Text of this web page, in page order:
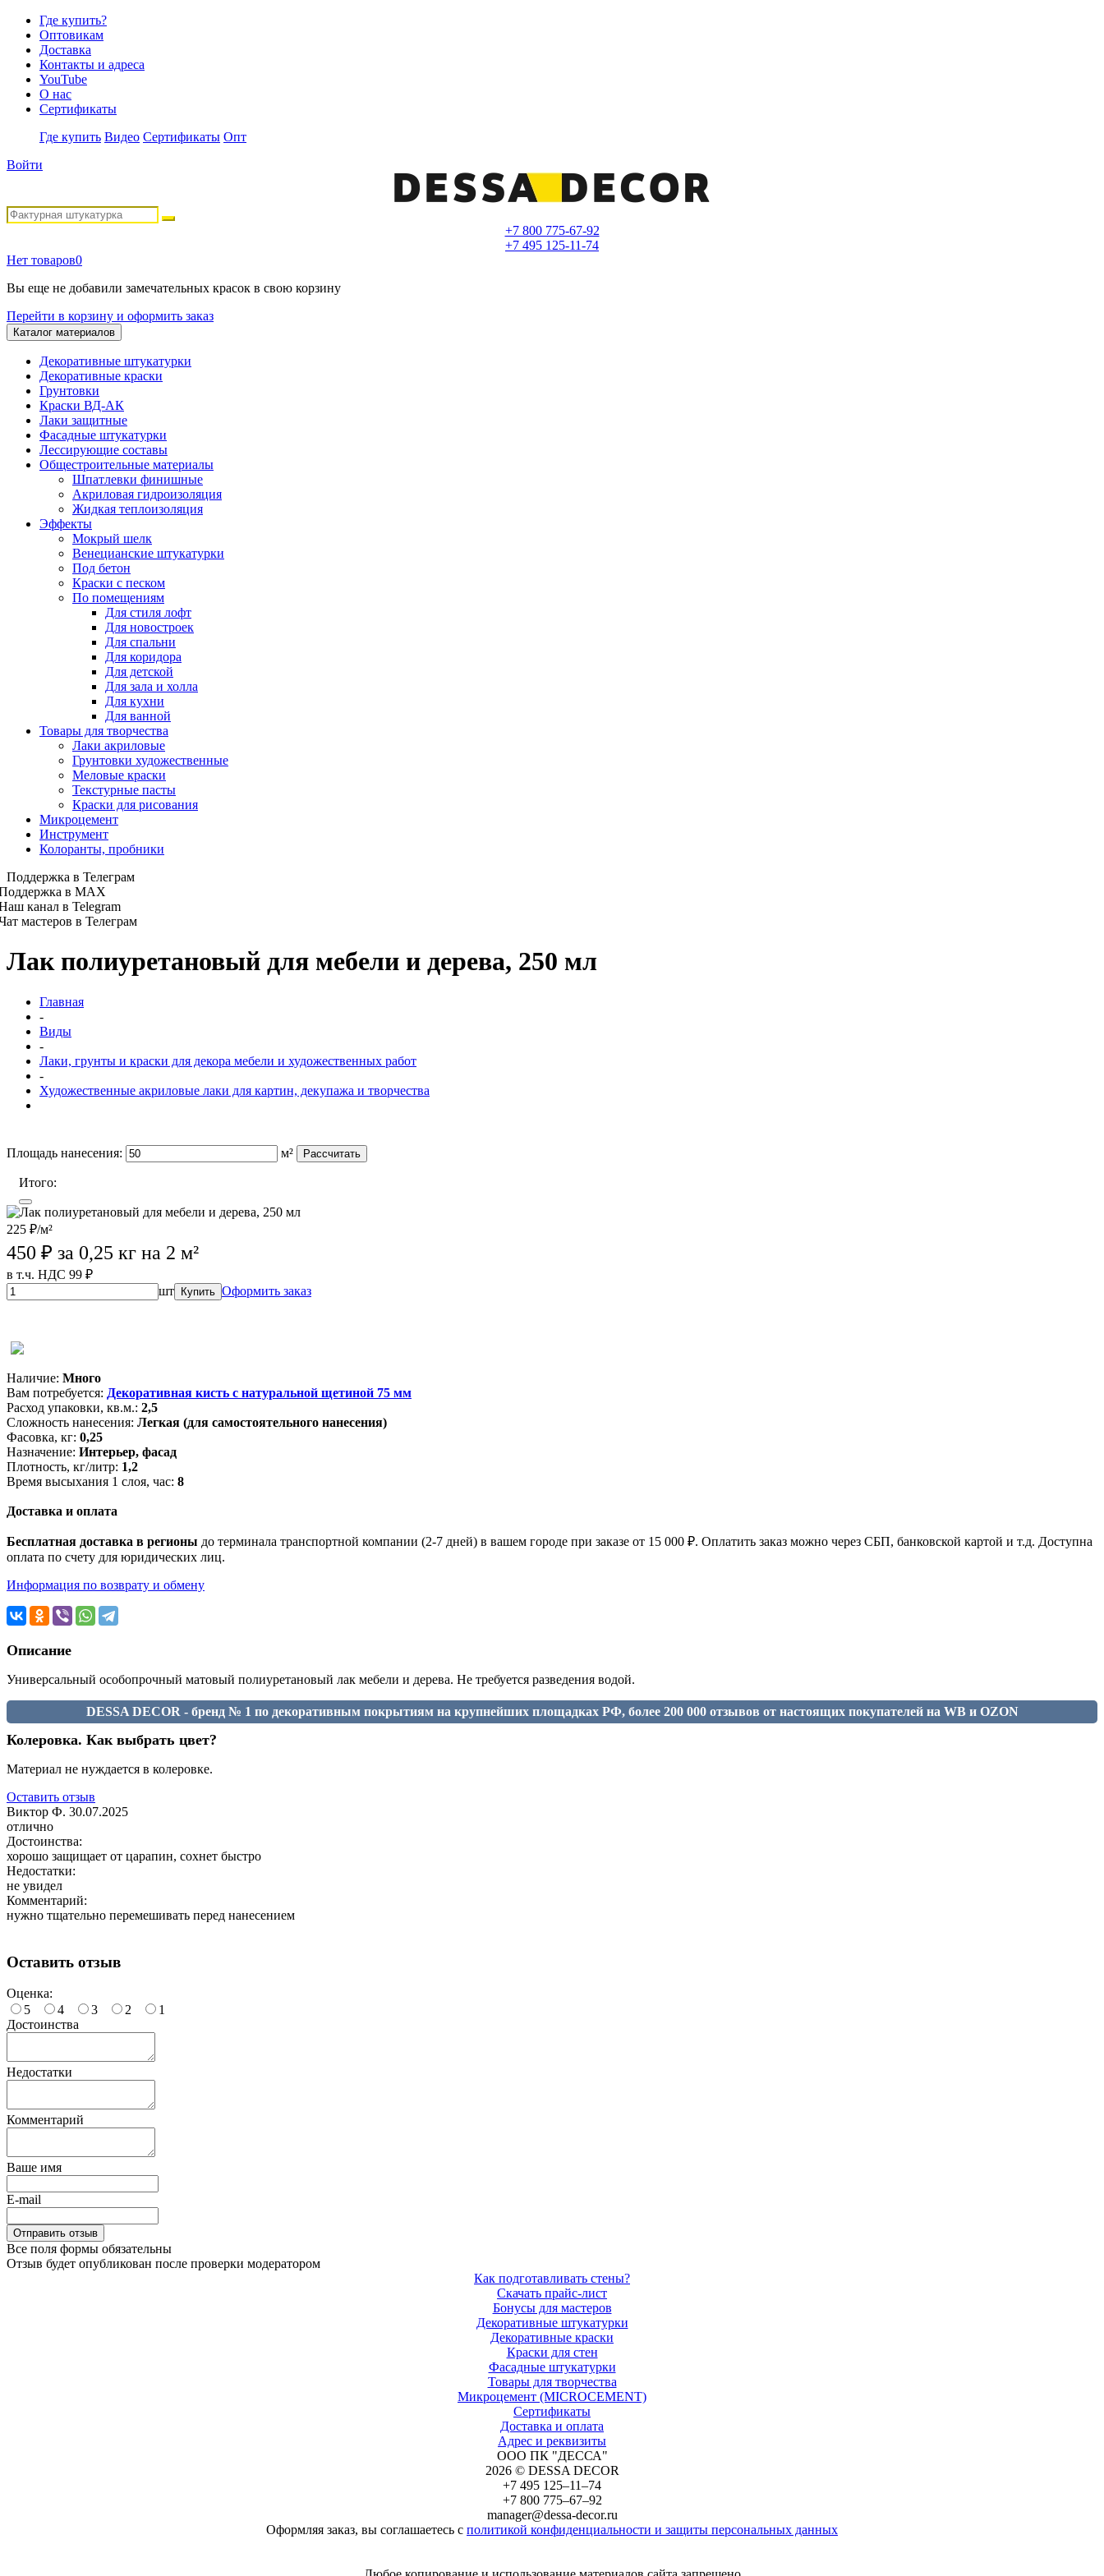
Где купить?
Оптовикам
Доставка
Контакты и адреса
YouTube
О нас
Сертификаты
Где купить Видео Сертификаты Опт
Войти
+7 800 775-67-92
+7 495 125-11-74
Нет товаров0
Вы еще не добавили замечательных красок в свою корзину
Перейти в корзину и оформить заказ
Каталог материалов
Декоративные штукатурки
Декоративные краски
Грунтовки
Краски ВД-АК
Лаки защитные
Фасадные штукатурки
Лессирующие составы
Общестроительные материалы
Шпатлевки финишные
Акриловая гидроизоляция
Жидкая теплоизоляция
Эффекты
Мокрый шелк
Венецианские штукатурки
Под бетон
Краски с песком
По помещениям
Для стиля лофт
Для новостроек
Для спальни
Для коридора
Для детской
Для зала и холла
Для кухни
Для ванной
Товары для творчества
Лаки акриловые
Грунтовки художественные
Меловые краски
Текстурные пасты
Краски для рисования
Микроцемент
Инструмент
Колоранты, пробники
Поддержка в Телеграм
в MAX
канал в Telegram
мастеров в Телеграм
Лак полиуретановый для мебели и дерева, 250 мл
Главная
-
Виды
-
Лаки, грунты и краски для декора мебели и художественных работ
-
Художественные акриловые лаки для картин, декупажа и творчества
Площадь нанесения:
м² Рассчитать
Итого:
225 ₽/м²
450 ₽ за 0,25 кг на 2 м²
в т.ч. НДС 99 ₽
шт
Купить Оформить заказ
Наличие: Много
Вам потребуется: Декоративная кисть с натуральной щетиной 75 мм
Расход упаковки, кв.м.: 2,5
Сложность нанесения: Легкая (для самостоятельного нанесения)
Фасовка, кг: 0,25
Назначение: Интерьер, фасад
Плотность, кг/литр: 1,2
Время высыхания 1 слоя, час: 8
Доставка и оплата
Бесплатная доставка в регионы до терминала транспортной компании (2-7 дней) в вашем городе при заказе от 15 000 ₽. Оплатить заказ можно через СБП, банковской картой и т.д. Доступна
оплата по счету для юридических лиц.
Информация по возврату и обмену
Описание
Универсальный особопрочный матовый полиуретановый лак мебели и дерева. Не требуется разведения водой.
DESSA DECOR - бренд № 1 по декоративным покрытиям на крупнейших площадках РФ, более 200 000 отзывов от настоящих покупателей на WB и OZON
Колеровка. Как выбрать цвет?
Материал не нуждается в колеровке.
Оставить отзыв
Виктор Ф. 30.07.2025
отлично
Достоинства:
хорошо защищает от царапин, сохнет быстро
Недостатки:
не увидел
Комментарий:
нужно тщательно перемешивать перед нанесением
Оставить отзыв
Оценка:
5
4 3 2
1
Достоинства
Недостатки
Комментарий
Ваше имя
E-mail
Все поля формы обязательны
Отзыв будет опубликован после проверки модератором
Как подготавливать стены?
Скачать прайс-лист
Бонусы для мастеров
Декоративные штукатурки
Декоративные краски
Краски для стен
Фасадные штукатурки
Товары для творчества
Микроцемент (MICROCEMENT)
Сертификаты
Доставка и оплата
Адрес и реквизиты
ООО ПК "ДЕССА"
2026 © DESSA DECOR
+7 495 125–11–74
+7 800 775–67–92
manager@dessa-decor.ru
Оформляя заказ, вы соглашаетесь с политикой конфиденциальности и защиты персональных данных